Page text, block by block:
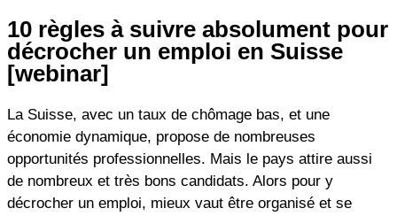
Aller
au
contenu
10 règles à suivre absolument pour
décrocher un emploi en Suisse
[webinar]
La Suisse, avec un taux de chômage bas, et une
économie dynamique, propose de nombreuses
opportunités professionnelles. Mais le pays attire aussi
de nombreux et très bons candidats. Alors pour y
décrocher un emploi, mieux vaut être organisé et se